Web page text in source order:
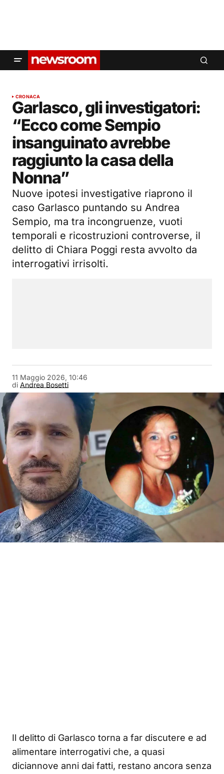
CRONACA
Garlasco, gli investigatori:
“Ecco come Sempio
insanguinato avrebbe
raggiunto la casa della
Nonna”
Nuove ipotesi investigative riaprono il
caso Garlasco puntando su Andrea
Sempio, ma tra incongruenze, vuoti
temporali e ricostruzioni controverse, il
delitto di Chiara Poggi resta avvolto da
interrogativi irrisolti.
di Andrea Bosetti
11 Maggio 2026, 10:46
Il delitto di Garlasco torna a far discutere e ad
alimentare interrogativi che, a quasi
diciannove anni dai fatti, restano ancora senza